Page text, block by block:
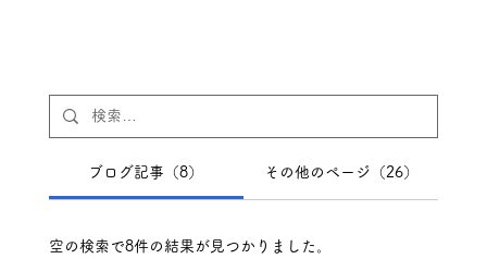
ブログ記事（8） その他のページ（26）
空の検索で8件の結果が見つかりました。